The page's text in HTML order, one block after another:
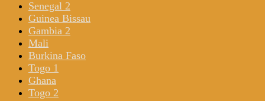
Senegal 2
Guinea Bissau
Gambia 2
Mali
Burkina Faso
Togo 1
Ghana
Togo 2